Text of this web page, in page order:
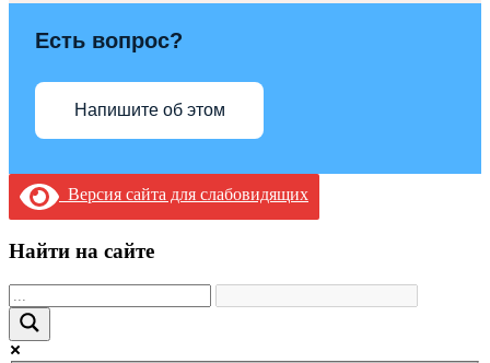
Есть вопрос?
Напишите об этом
Версия сайта для слабовидящих
Найти на сайте